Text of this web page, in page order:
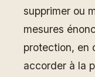
supprimer ou
mesures
protection, en
accorder à la